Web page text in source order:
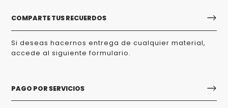
COMPARTE TUS RECUERDOS
Si deseas hacernos entrega de cualquier material,
accede al siguiente formulario.
PAGO POR SERVICIOS